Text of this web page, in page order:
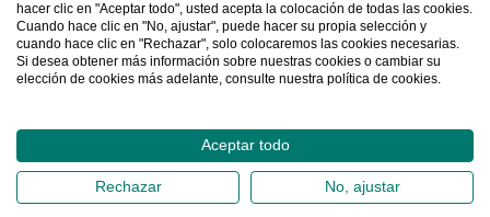
Navegar rápidamente
2026©Thuiswinkel.org
Declaración de privacidad Declaración sobre las cookies
hacer clic en "Aceptar todo", usted acepta la colocación de todas las cookies.
Cuando hace clic en "No, ajustar", puede hacer su propia selección y
cuando hace clic en "Rechazar", solo colocaremos las cookies necesarias.
Si desea obtener más información sobre nuestras cookies o cambiar su
elección de cookies más adelante, consulte nuestra política de cookies.
Aceptar todo
Rechazar No, ajustar